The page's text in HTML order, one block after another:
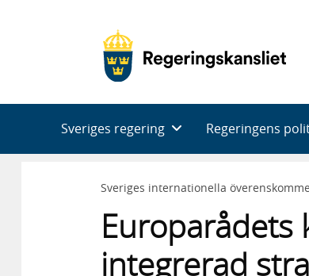
Sveriges regering Regeringens
Sveriges internationella
Europarådets
integrerad